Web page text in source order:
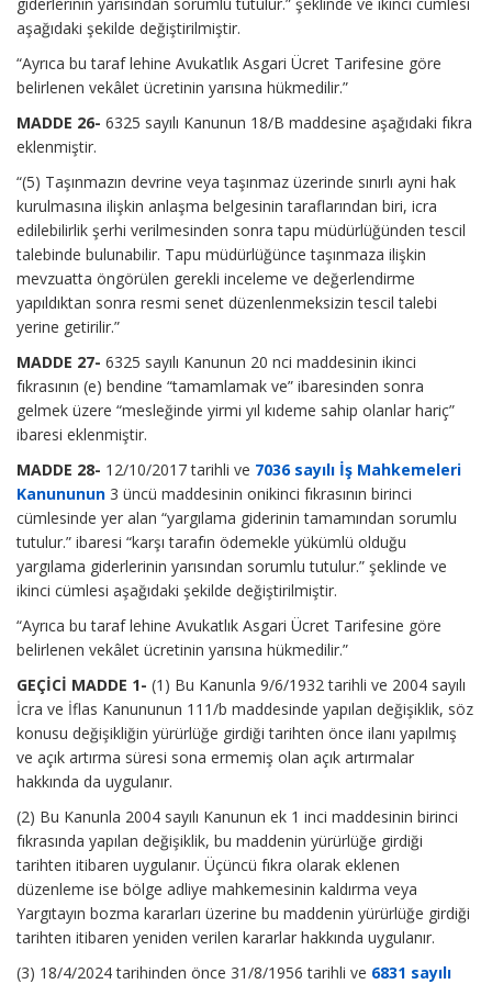
aşağıdaki şekilde değiştirilmiştir.
“Ayrıca bu taraf lehine Avukatlık Asgari Ücret Tarifesine göre
belirlenen vekâlet ücretinin yarısına hükmedilir.”
MADDE 26- 6325 sayılı Kanunun 18/B maddesine aşağıdaki fıkra
eklenmiştir.
“(5) Taşınmazın devrine veya taşınmaz üzerinde sınırlı ayni hak
kurulmasına ilişkin anlaşma belgesinin taraflarından biri, icra
edilebilirlik şerhi verilmesinden sonra tapu müdürlüğünden tescil
talebinde bulunabilir. Tapu müdürlüğünce taşınmaza ilişkin
mevzuatta öngörülen gerekli inceleme ve değerlendirme
yapıldıktan sonra resmi senet düzenlenmeksizin tescil talebi
yerine getirilir.”
MADDE 27- 6325 sayılı Kanunun 20 nci maddesinin ikinci
fıkrasının (e) bendine “tamamlamak ve” ibaresinden sonra
gelmek üzere “mesleğinde yirmi yıl kıdeme sahip olanlar hariç”
ibaresi eklenmiştir.
MADDE 28- 12/10/2017 tarihli ve 7036 sayılı İş Mahkemeleri
Kanununun 3 üncü maddesinin onikinci fıkrasının birinci
cümlesinde yer alan “yargılama giderinin tamamından sorumlu
tutulur.” ibaresi “karşı tarafın ödemekle yükümlü olduğu
yargılama giderlerinin yarısından sorumlu tutulur.” şeklinde ve
ikinci cümlesi aşağıdaki şekilde değiştirilmiştir.
“Ayrıca bu taraf lehine Avukatlık Asgari Ücret Tarifesine göre
belirlenen vekâlet ücretinin yarısına hükmedilir.”
GEÇİCİ MADDE 1- (1) Bu Kanunla 9/6/1932 tarihli ve 2004 sayılı
İcra ve İflas Kanununun 111/b maddesinde yapılan değişiklik, söz
konusu değişikliğin yürürlüğe girdiği tarihten önce ilanı yapılmış
ve açık artırma süresi sona ermemiş olan açık artırmalar
hakkında da uygulanır.
(2) Bu Kanunla 2004 sayılı Kanunun ek 1 inci maddesinin birinci
fıkrasında yapılan değişiklik, bu maddenin yürürlüğe girdiği
tarihten itibaren uygulanır. Üçüncü fıkra olarak eklenen
düzenleme ise bölge adliye mahkemesinin kaldırma veya
Yargıtayın bozma kararları üzerine bu maddenin yürürlüğe girdiği
tarihten itibaren yeniden verilen kararlar hakkında uygulanır.
(3) 18/4/2024 tarihinden önce 31/8/1956 tarihli ve 6831 sayılı